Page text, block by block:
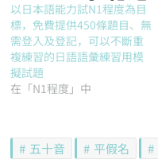
以日本語能力試N1程度為目
標，免費提供450條題目、無
需登入及登記，可以不斷重
複練習的日語語彙練習用模
擬試題
在「N1程度」中
五十音 平假名